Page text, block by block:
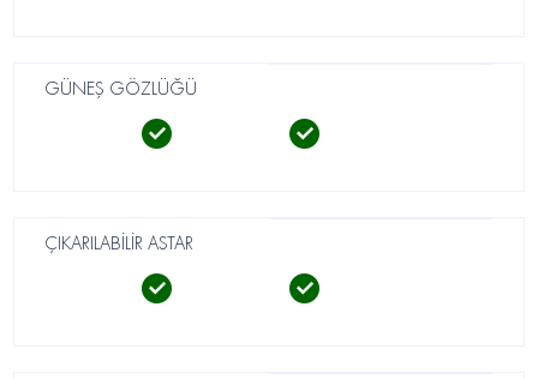
GÜNEŞ GÖZLÜĞÜ
ÇIKARILABİLİR ASTAR